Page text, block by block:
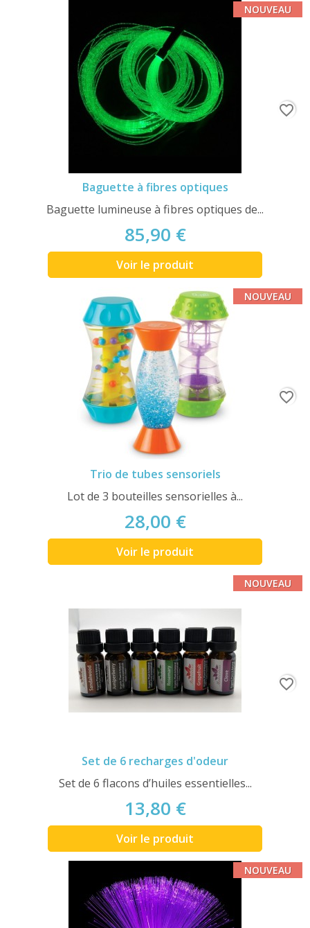
Baguette à fibres optiques
Baguette lumineuse à fibres optiques de...
85,90 €
Voir le produit
NOUVEAU
favorite_border
Trio de tubes sensoriels
Lot de 3 bouteilles sensorielles à...
28,00 €
Voir le produit
NOUVEAU
favorite_border
Set de 6 recharges d'odeur
Set de 6 flacons d’huiles essentielles...
13,80 €
Voir le produit
NOUVEAU
favorite_border
NOUVEAU